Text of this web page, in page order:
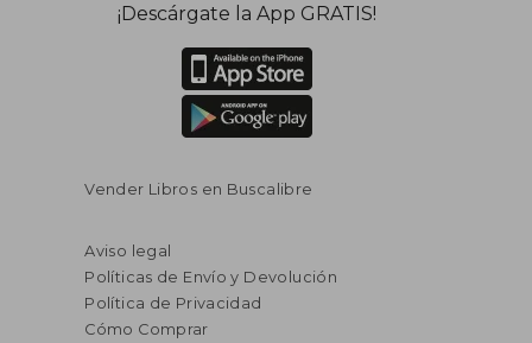
¡Descárgate la App GRATIS!
Vender Libros en Buscalibre
Aviso legal
Políticas de Envío y Devolución
Política de Privacidad
Cómo Comprar